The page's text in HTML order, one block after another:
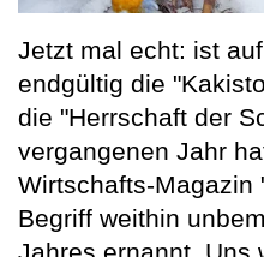
Jetzt mal echt: ist
endgültig die
die "Herrschaft der
vergangenen Jahr
Wirtschafts-Magazin
Begriff weithin
Jahres ernannt. Uns